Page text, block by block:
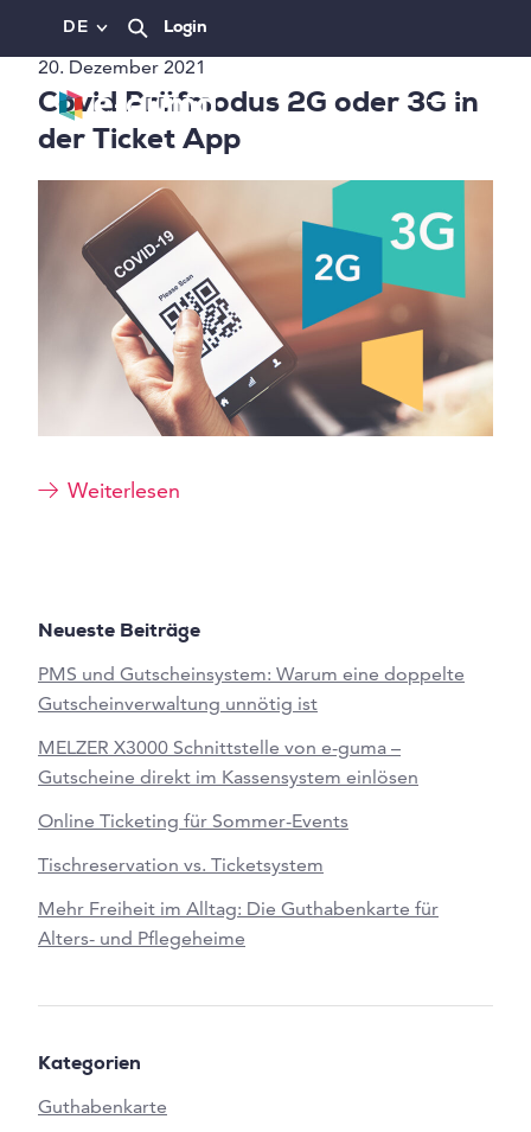
DE Login
Neueste Beiträge
PMS und Gutscheinsystem: Warum eine doppelte
Gutscheinverwaltung unnötig ist
MELZER X3000 Schnittstelle von e-guma –
Gutscheine direkt im Kassensystem einlösen
Online Ticketing für Sommer-Events
Tischreservation vs. Ticketsystem
Mehr Freiheit im Alltag: Die Guthabenkarte für
Alters- und Pflegeheime
Kategorien
Guthabenkarte
20. Dezember 2021
Covid Prüfmodus 2G oder 3G in
der Ticket App
Weiterlesen